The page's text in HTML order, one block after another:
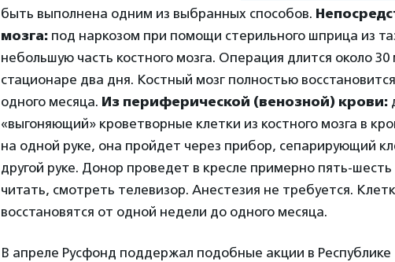
быть выполнена одним из выбранных способов.
мозга: под наркозом при помощи стерильного шприца из
небольшую часть костного мозга. Операция длится около
стационаре два дня. Костный мозг полностью
одного месяца. Из периферической (венозной) крови:
«выгоняющий» кроветворные клетки из костного мозга в
на одной руке, она пройдет через прибор, сепарирующий
другой руке. Донор проведет в кресле примерно пять-
читать, смотреть телевизор. Анестезия не требуется.
восстановятся от одной недели до одного месяца.
В апреле Русфонд поддержал подобные акции в